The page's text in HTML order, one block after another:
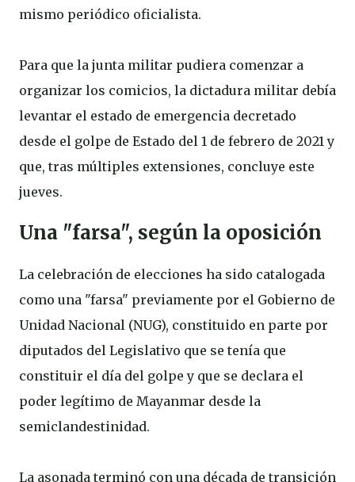
mismo periódico oficialista.
Para que la junta militar pudiera comenzar a
organizar los comicios, la dictadura militar debía
levantar el estado de emergencia decretado
desde el golpe de Estado del 1 de febrero de 2021 y
que, tras múltiples extensiones, concluye este
jueves.
Una "farsa", según la oposición
La celebración de elecciones ha sido catalogada
como una "farsa" previamente por el Gobierno de
Unidad Nacional (NUG), constituido en parte por
diputados del Legislativo que se tenía que
constituir el día del golpe y que se declara el
poder legítimo de Mayanmar desde la
semiclandestinidad.
La asonada terminó con una década de transición